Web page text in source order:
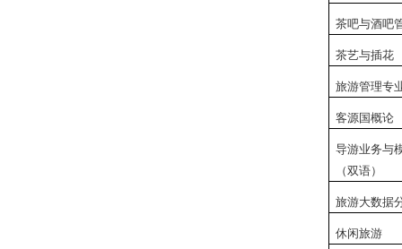
茶吧与酒吧
茶艺与插花
旅游管理专
客源国概论
导游业务与
（双语）
旅游大数据
休闲旅游